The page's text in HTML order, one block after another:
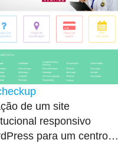
de um site
responsivo
para um centro…